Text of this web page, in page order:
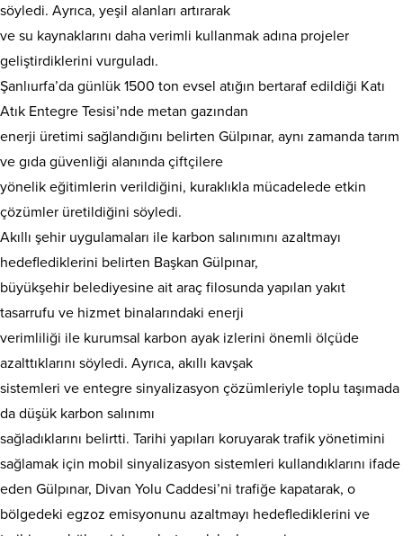
söyledi. Ayrıca, yeşil alanları artırarak
ve su kaynaklarını daha verimli kullanmak adına projeler
geliştirdiklerini vurguladı.
Şanlıurfa’da günlük 1500 ton evsel atığın bertaraf edildiği Katı
Atık Entegre Tesisi’nde metan gazından
enerji üretimi sağlandığını belirten Gülpınar, aynı zamanda tarım
ve gıda güvenliği alanında çiftçilere
yönelik eğitimlerin verildiğini, kuraklıkla mücadelede etkin
çözümler üretildiğini söyledi.
Akıllı şehir uygulamaları ile karbon salınımını azaltmayı
hedeflediklerini belirten Başkan Gülpınar,
büyükşehir belediyesine ait araç filosunda yapılan yakıt
tasarrufu ve hizmet binalarındaki enerji
verimliliği ile kurumsal karbon ayak izlerini önemli ölçüde
azalttıklarını söyledi. Ayrıca, akıllı kavşak
sistemleri ve entegre sinyalizasyon çözümleriyle toplu taşımada
da düşük karbon salınımı
sağladıklarını belirtti. Tarihi yapıları koruyarak trafik yönetimini
sağlamak için mobil sinyalizasyon sistemleri kullandıklarını ifade
eden Gülpınar, Divan Yolu Caddesi’ni trafiğe kapatarak, o
bölgedeki egzoz emisyonunu azaltmayı hedeflediklerini ve